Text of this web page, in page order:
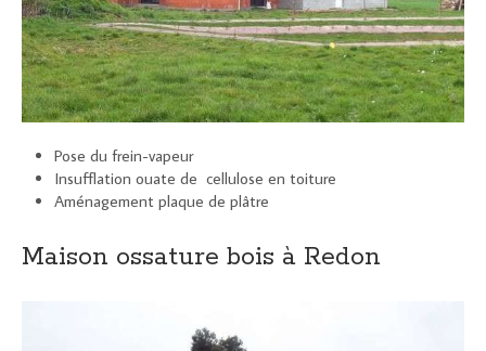
Pose du frein-vapeur
Insufflation ouate de cellulose en toiture
Aménagement plaque de plâtre
Maison ossature bois à Redon